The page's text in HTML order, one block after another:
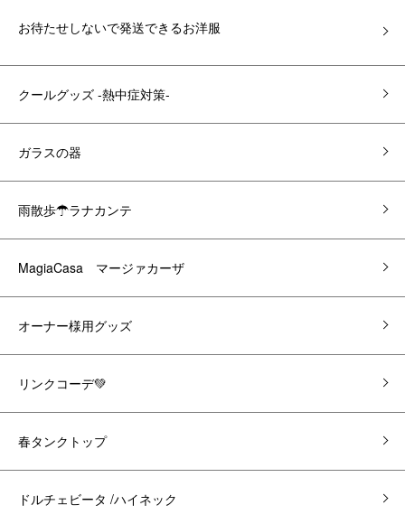
お待たせしないで発送できるお洋服
クールグッズ -熱中症対策-
ガラスの器
雨散歩☂ラナカンテ
MagiaCasa マージァカーザ
オーナー様用グッズ
リンクコーデ💚
春タンクトップ
ドルチェビータ /ハイネック